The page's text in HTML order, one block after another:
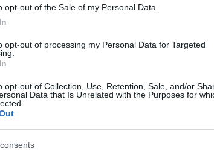
opt-out of the Sale of my Personal Data.
opt-out of processing my Personal Data for Targeted
opt-out of Collection, Use, Retention, Sale, and/or
Data that Is Unrelated with the Purposes for